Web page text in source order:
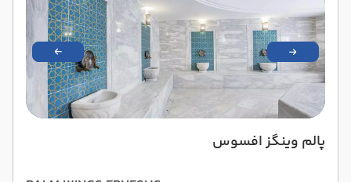
پالم وینگز افسوس